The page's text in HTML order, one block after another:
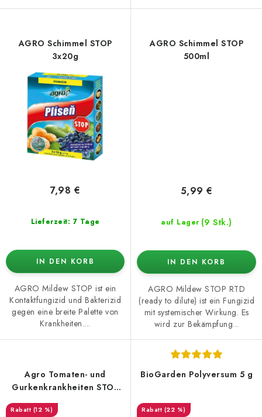
AGRO Schimmel STOP
3x20g
Lieferzeit: 7 Tage
7,98 €
IN DEN KORB
AGRO Mildew STOP ist ein
Kontaktfungizid und Bakterizid
gegen eine breite Palette von
Krankheiten....
AGRO Schimmel STOP
500ml
auf Lager (9 Stk.)
5,99 €
IN DEN KORB
AGRO Mildew STOP RTD
(ready to dilute) ist ein Fungizid
mit systemischer Wirkung. Es
wird zur Bekämpfung...
Agro Tomaten- und
Gurkenkrankheiten STOP
(12 %)
BioGarden Polyversum 5 g
(22 %)